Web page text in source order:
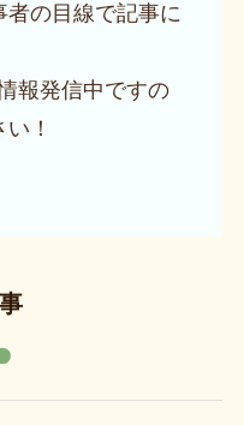
の目線で記事に
報発信中ですの
！